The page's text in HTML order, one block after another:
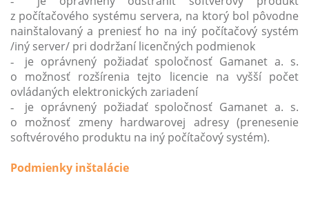
z počítačového systému servera, na ktorý bol pôvodne
nainštalovaný a preniesť ho na iný počítačový systém
/iný server/ pri dodržaní licenčných podmienok
-
je oprávnený požiadať spoločnosť Gamanet a. s.
o možnosť rozšírenia tejto licencie na vyšší počet
ovládaných elektronických zariadení
-
je oprávnený požiadať spoločnosť Gamanet a. s.
o možnosť zmeny hardwarovej adresy (prenesenie
softvérového produktu na iný počítačový systém).
Podmienky inštalácie